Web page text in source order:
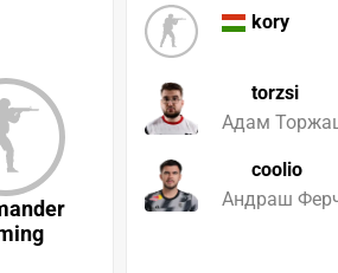
kory
torzsi
Адам
coolio
Андраш